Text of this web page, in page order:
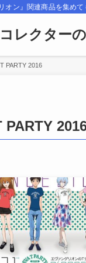
オン』関連商品を集め
レクター
T PARTY 2016
PARTY